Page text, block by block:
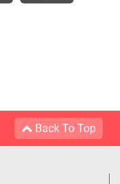
Back To Top